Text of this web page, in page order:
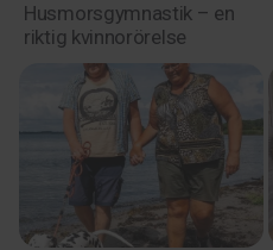
Husmorsgymnastik – en
riktig kvinnorörelse